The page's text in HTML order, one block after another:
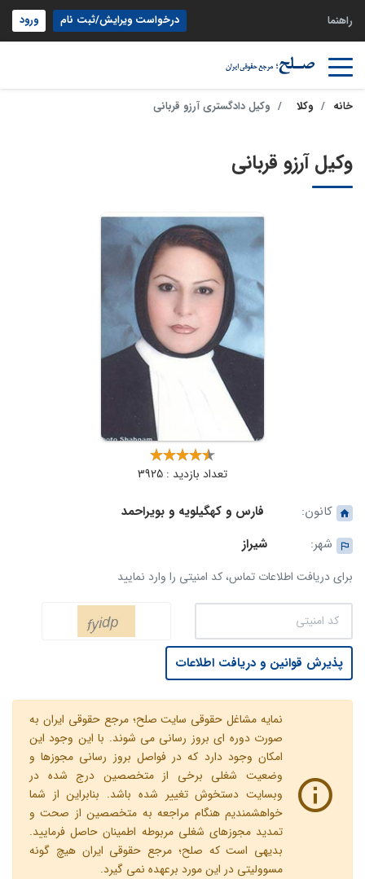
راهنما درخواست ویرایش/ثبت نام ورود
خانه وکلا وکیل دادگستری آرزو قربانی
وکیل آرزو قربانی
تعداد بازدید : 3925
کانون:
فارس و کهگیلویه و بویراحمد
شهر:
شیراز
برای دریافت اطلاعات تماس، کد امنیتی را وارد نمایید
پذیرش قوانین و دریافت اطلاعات
نمایه مشاغل حقوقی سایت صلح؛ مرجع حقوقی ایران به
صورت دوره ای بروز رسانی می شوند. با این وجود این
امکان وجود دارد که در فواصل بروز رسانی مجوزها و
وضعیت شغلی برخی از متخصصین درج شده در
وبسایت دستخوش تغییر شده باشد. بنابراین از شما
خواهشمندیم هنگام مراجعه به متخصصین از صحت و
تمدید مجوزهای شغلی مربوطه اطمینان حاصل فرمایید.
بدیهی است که صلح؛ مرجع حقوقی ایران هیچ گونه
مسوولیتی در این مورد برعهده نمی گیرد.